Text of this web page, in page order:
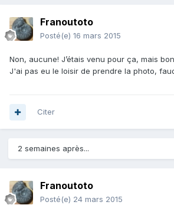
Franoutoto
Posté(e) 16 mars 2015
Non, aucune! J’étais venu pour ça, mais
J'ai pas eu le loisir de prendre la photo,
Citer
2 semaines après...
Franoutoto
Posté(e) 24 mars 2015